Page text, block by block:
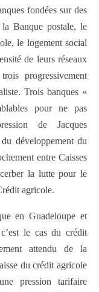
fondées sur des
Banque postale, le
le logement social
de leurs réseaux
progressivement
Trois banques «
pour ne pas
de Jacques
développement du
entre Caisses
la lutte pour le
agricole.
en Guadeloupe et
le cas du crédit
attendu de la
du crédit agricole
pression tarifaire